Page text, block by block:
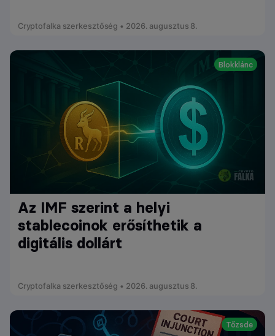
Cryptofalka szerkesztőség • 2026. augusztus 8.
Blokklánc
Az IMF szerint a helyi
stablecoinok erősíthetik a
digitális dollárt
Cryptofalka szerkesztőség • 2026. augusztus 8.
Tőzsde